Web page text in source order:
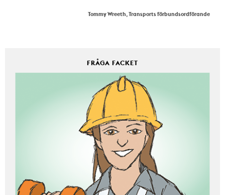
Tommy Wreeth, Transports förbundsordförande
FRÅGA FACKET